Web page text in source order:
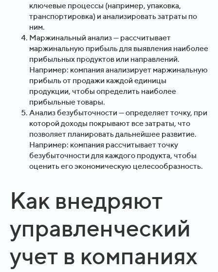
ключевые процессы (например, упаковка,
транспортировка) и анализировать затраты по
ним.
Маржинальный анализ — рассчитывает
маржинальную прибыль для выявления наиболее
прибыльных продуктов или направлений.
Например: компания анализирует маржинальную
прибыль от продажи каждой единицы
продукции, чтобы определить наиболее
прибыльные товары.
Анализ безубыточности — определяет точку, при
которой доходы покрывают все затраты, что
позволяет планировать дальнейшее развитие.
Например: компания рассчитывает точку
безубыточности для каждого продукта, чтобы
оценить его экономическую целесообразность.
Как внедряют
управленческий
учет в компаниях